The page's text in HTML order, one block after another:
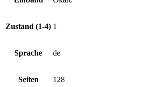
Zustand (1-4) 1
Sprache de
Seiten 128